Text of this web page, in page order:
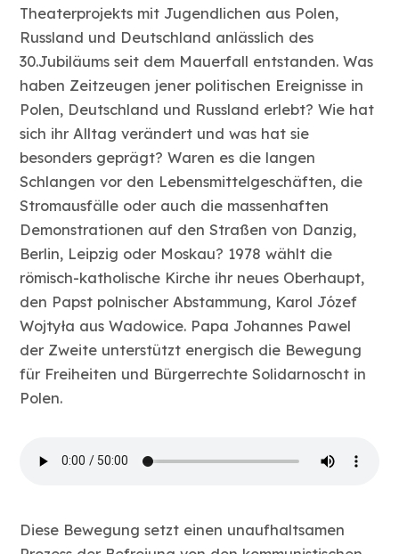
Theaterprojekts mit Jugendlichen aus Polen,
Russland und Deutschland anlässlich des
30.Jubiläums seit dem Mauerfall entstanden. Was
haben Zeitzeugen jener politischen Ereignisse in
Polen, Deutschland und Russland erlebt? Wie hat
sich ihr Alltag verändert und was hat sie
besonders geprägt? Waren es die langen
Schlangen vor den Lebensmittelgeschäften, die
Stromausfälle oder auch die massenhaften
Demonstrationen auf den Straßen von Danzig,
Berlin, Leipzig oder Moskau? 1978 wählt die
römisch-katholische Kirche ihr neues Oberhaupt,
den Papst polnischer Abstammung, Karol Józef
Wojtyła aus Wadowice. Papa Johannes Pawel
der Zweite unterstützt energisch die Bewegung
für Freiheiten und Bürgerrechte Solidarnoscht in
Polen.
Diese Bewegung setzt einen unaufhaltsamen